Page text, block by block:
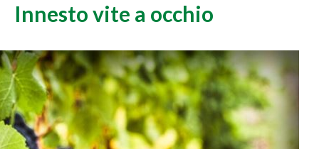
Innesto vite a occhio